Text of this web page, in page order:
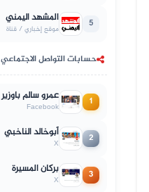
5 المشهد اليمني
موقع إخباري / قناة
حسابات التواصل الاجتماعي
1 عمرو سالم باوزير
Facebook
2 أبوخالد الناخبي
X
3 بركان المسيرة
X